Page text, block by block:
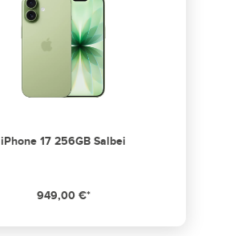
iPhone 17 256GB Salbei
949,00 €*